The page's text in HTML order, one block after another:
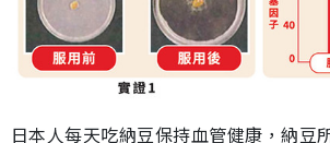
日本人每天吃納豆保持血管健康，納豆